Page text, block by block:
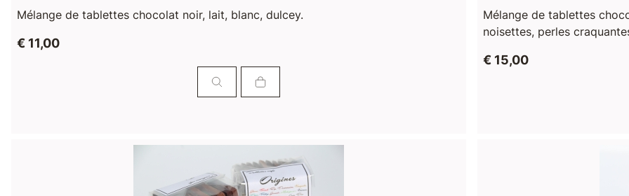
Mélange de tablettes chocolat noir, lait, blanc, dulcey.
€ 11,00
Mélange de tablettes
noisettes, perles
€ 15,00